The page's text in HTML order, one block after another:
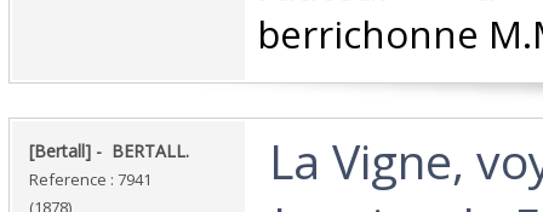
berrichonne
‎[Bertall] - ‎ ‎BERTALL.‎
Reference : 7941
(1878)
La Vigne,